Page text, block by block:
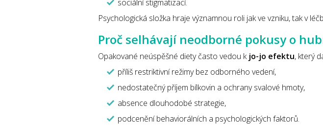
sociální stigmatizací.
Psychologická složka hraje významnou roli jak ve vzniku, tak v
Proč selhávají neodborné pokusy o
Opakované neúspěšné diety často vedou k jo-jo efektu, který
příliš restriktivní režimy bez odborného vedení,
nedostatečný příjem bílkovin a ochrany svalové hmoty,
absence dlouhodobé strategie,
podcenění behaviorálních a psychologických faktorů.